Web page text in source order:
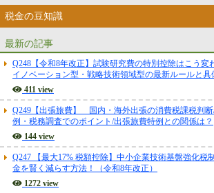
税金の豆知識
最新の記事
Q248【令和8年改正】試験研究費の特別控除はこう変
イノベーション型・戦略技術領域型の最新ルールと具
411 view
Q249【出張旅費】 国内・海外出張の消費税課税判
例・税務調査でのポイント/出張旅費特例との関係は？
144 view
Q247 【最大17% 税額控除】中小企業技術基盤強化税
金を賢く減らす方法！（令和8年改正）
1272 view